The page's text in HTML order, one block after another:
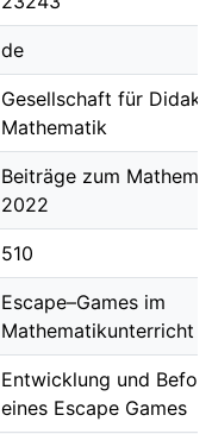
de
Gesellschaft für
Mathematik
Beiträge zum
2022
510
Escape–Games im
Mathematikunterricht
Entwicklung und
eines Escape Games